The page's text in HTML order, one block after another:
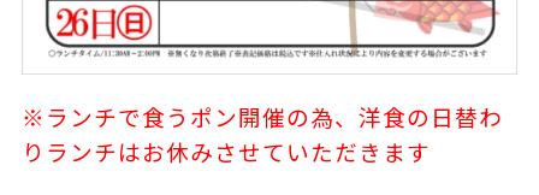
※ランチで食うポン開催の為、洋食の日替わ
りランチはお休みさせていただきます